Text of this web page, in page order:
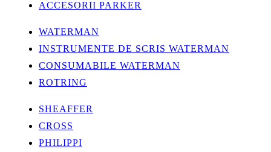
ACCESORII PARKER
WATERMAN
INSTRUMENTE DE SCRIS WATERMAN
CONSUMABILE WATERMAN
ROTRING
SHEAFFER
CROSS
PHILIPPI